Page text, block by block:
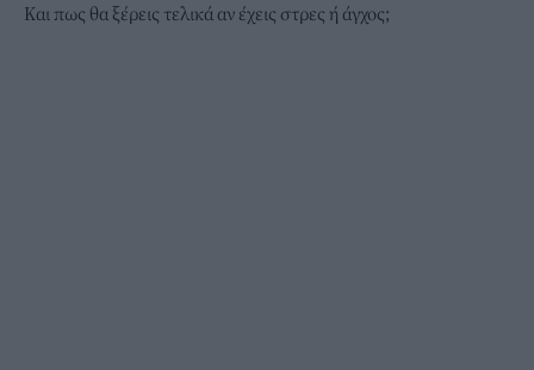
Και πως θα ξέρεις τελικά αν έχεις στρες ή άγχος;